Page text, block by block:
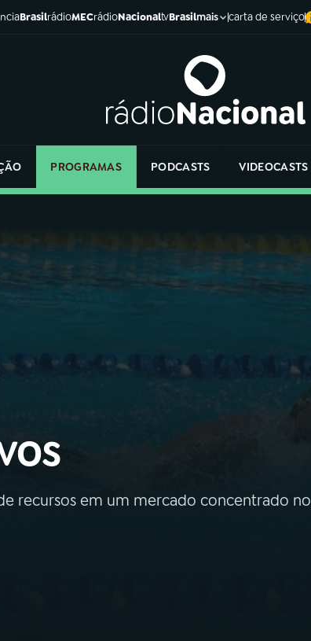
BrasilrádioMECrádioNacionaltvBrasilmais carta de serviço
PROGRAMAS PODCASTS VIDEOCASTS
recursos em um mercado concentrado no